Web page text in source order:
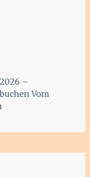
–
Vom